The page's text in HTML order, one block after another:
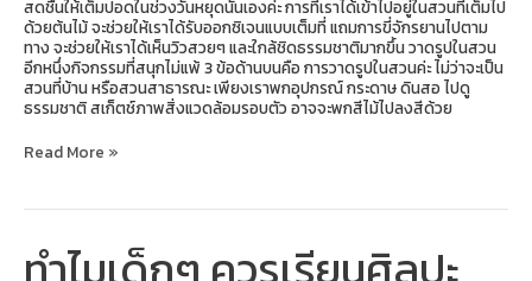
สดชื่นให้เต็มปอดในช่วงวันหยุดนั่นเองค่ะ การที่เราได้เข้าไปอยู่ในสวนที่เต็มไป
ด้วยต้นไม้ จะช่วยให้เราได้รับออกซิเจนแบบเต็มที่ แถมการขี่จักรยานไปตาม
ทาง จะช่วยให้เราได้เห็นวิวสวยๆ และใกล้ชิดธรรมชาติมากขึ้น วาดรูปในสวน
อีกหนึ่งกิจกรรมที่สนุกไม่แพ้ 3 ข้อด้านบนคือ การวาดรูปในสวนค่ะ ไม่ว่าจะเป็น
สวนที่บ้าน หรือสวนสาธารณะ เพียงเราพกอุปกรณ์ กระดาษ ดินสอ ไปดู
ธรรมชาติ สเก็ตช์ภาพสิ่งแวดล้อมรอบตัว อาจจะพกสีไม้ไปลงสีด้วย
Read More »
ทำไม
เด็กๆ